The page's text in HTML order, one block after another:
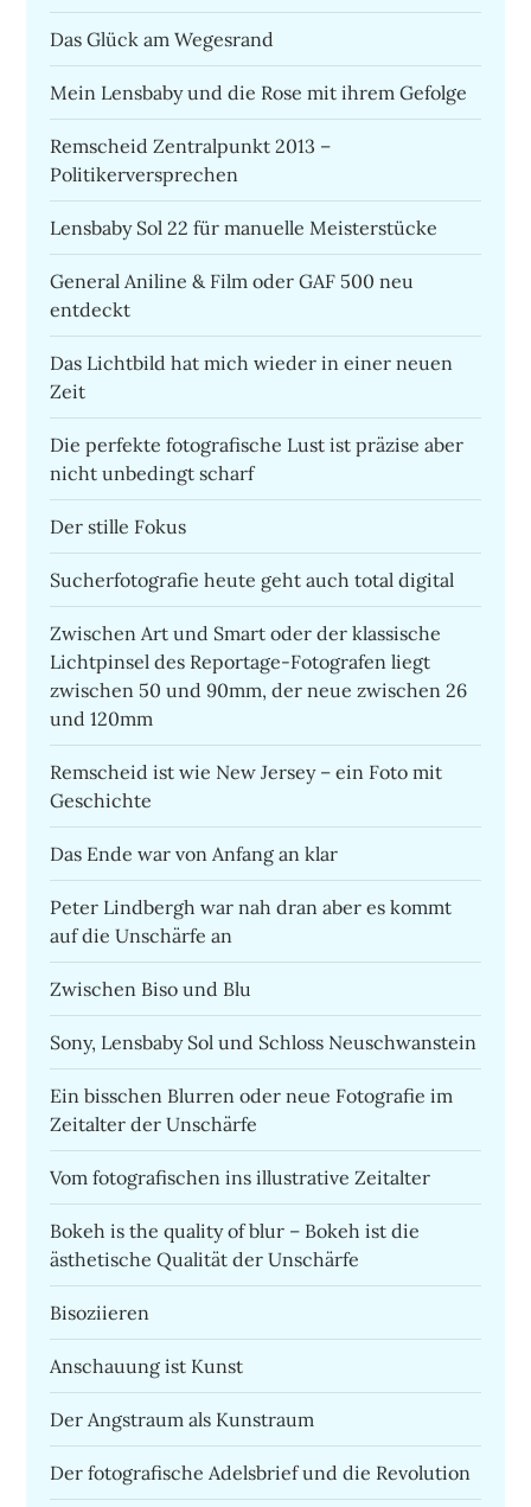
Das Glück am Wegesrand
Mein Lensbaby und die Rose mit ihrem Gefolge
Remscheid Zentralpunkt 2013 –
Politikerversprechen
Lensbaby Sol 22 für manuelle Meisterstücke
General Aniline & Film oder GAF 500 neu
entdeckt
Das Lichtbild hat mich wieder in einer neuen
Zeit
Die perfekte fotografische Lust ist präzise aber
nicht unbedingt scharf
Der stille Fokus
Sucherfotografie heute geht auch total digital
Zwischen Art und Smart oder der klassische
Lichtpinsel des Reportage-Fotografen liegt
zwischen 50 und 90mm, der neue zwischen 26
und 120mm
Remscheid ist wie New Jersey – ein Foto mit
Geschichte
Das Ende war von Anfang an klar
Peter Lindbergh war nah dran aber es kommt
auf die Unschärfe an
Zwischen Biso und Blu
Sony, Lensbaby Sol und Schloss Neuschwanstein
Ein bisschen Blurren oder neue Fotografie im
Zeitalter der Unschärfe
Vom fotografischen ins illustrative Zeitalter
Bokeh is the quality of blur – Bokeh ist die
ästhetische Qualität der Unschärfe
Bisoziieren
Anschauung ist Kunst
Der Angstraum als Kunstraum
Der fotografische Adelsbrief und die Revolution